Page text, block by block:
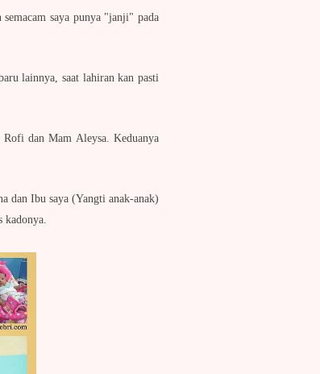
saya punya "janji" pada
lainnya, saat lahiran kan pasti
dan Mam Aleysa. Keduanya
dan Ibu saya (Yangti anak-anak)
kadonya.